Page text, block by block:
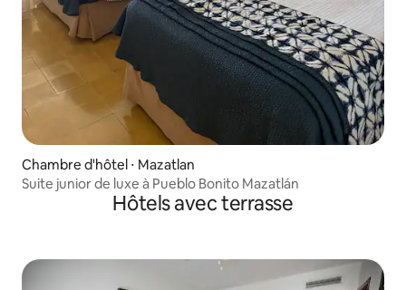
Chambre d'hôtel ⋅ Mazatlan
Suite junior de luxe à Pueblo Bonito Mazatlán
Hôtels avec terrasse